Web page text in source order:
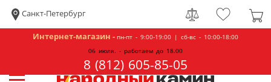
Санкт-Петербург
Интернет-магазин - пн-пт - 9:00-19:00 | сб-вс - 10:00-18:00
06 июля. - работаем до 18.00
8 (812) 605-85-05